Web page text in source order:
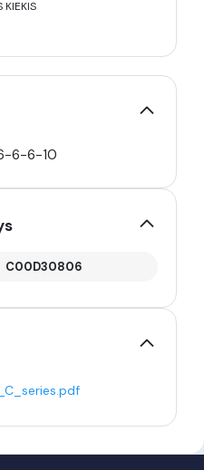
KIEKIS
6-6-10
C00D30806